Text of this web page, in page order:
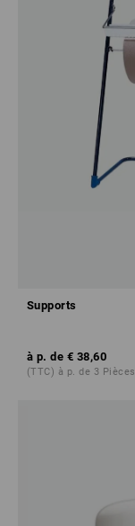
Supports
à p. de € 38,60
(TTC) à p. de 3 Pièces